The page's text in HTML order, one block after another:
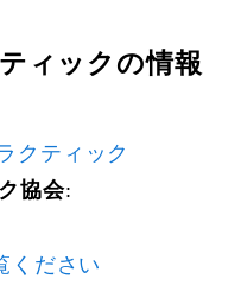
ィックの情報
クティック
協会:
ください